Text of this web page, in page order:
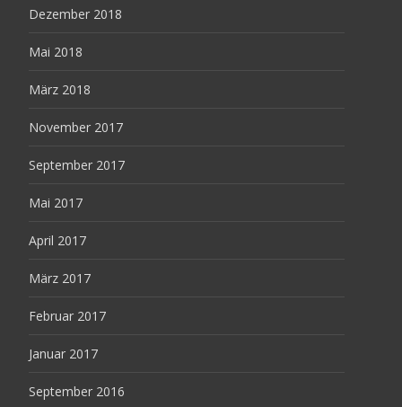
Dezember 2018
Mai 2018
März 2018
November 2017
September 2017
Mai 2017
April 2017
März 2017
Februar 2017
Januar 2017
September 2016